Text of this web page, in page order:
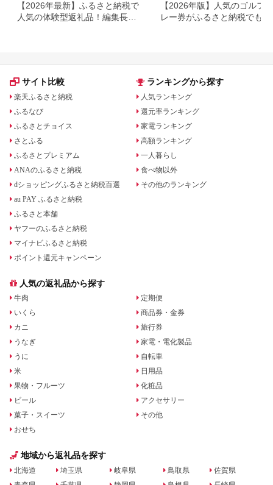
【2026年最新】ふるさと納税で
人気の体験型返礼品！編集長お
【2026年版】人気のゴルフ
レー券がふるさと納税でもら
サイト比較
楽天ふるさと納税
ふるなび
ふるさとチョイス
さとふる
ふるさとプレミアム
ANAのふるさと納税
dショッピングふるさと納税百選
au PAY ふるさと納税
ふるさと本舗
ヤフーのふるさと納税
マイナビふるさと納税
ポイント還元キャンペーン
ランキングから探す
人気ランキング
還元率ランキング
家電ランキング
高額ランキング
一人暮らし
食べ物以外
その他のランキング
人気の返礼品から探す
牛肉
いくら
カニ
うなぎ
うに
米
果物・フルーツ
ビール
菓子・スイーツ
おせち
定期便
商品券・金券
旅行券
家電・電化製品
自転車
日用品
化粧品
アクセサリー
その他
地域から返礼品を探す
北海道
埼玉県
岐阜県
鳥取県
佐賀県